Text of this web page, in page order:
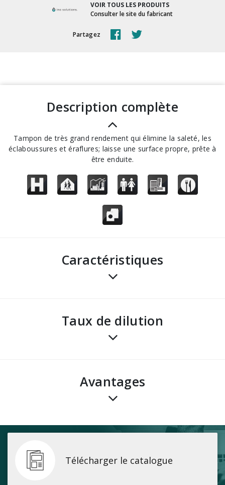
VOIR TOUS LES PRODUITS
Consulter le site du fabricant
Partagez
description complète
Tampon de très grand rendement qui élimine la saleté, les
éclaboussures et éraflures; laisse une surface propre, prête à
être enduite.
Caractéristiques
Taux de dilution
avantages
Télécharger le catalogue